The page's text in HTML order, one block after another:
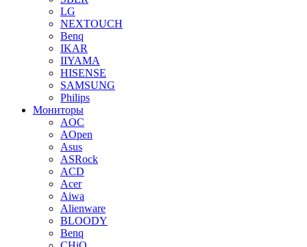
LG
NEXTOUCH
Benq
IKAR
IIYAMA
HISENSE
SAMSUNG
Philips
Мониторы
AOC
AOpen
Asus
ASRock
ACD
Acer
Aiwa
Alienware
BLOODY
Benq